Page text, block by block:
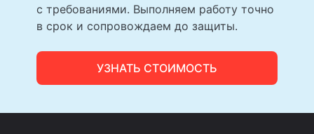
с требованиями. Выполняем работу точно
в срок и сопровождаем до защиты.
УЗНАТЬ СТОИМОСТЬ